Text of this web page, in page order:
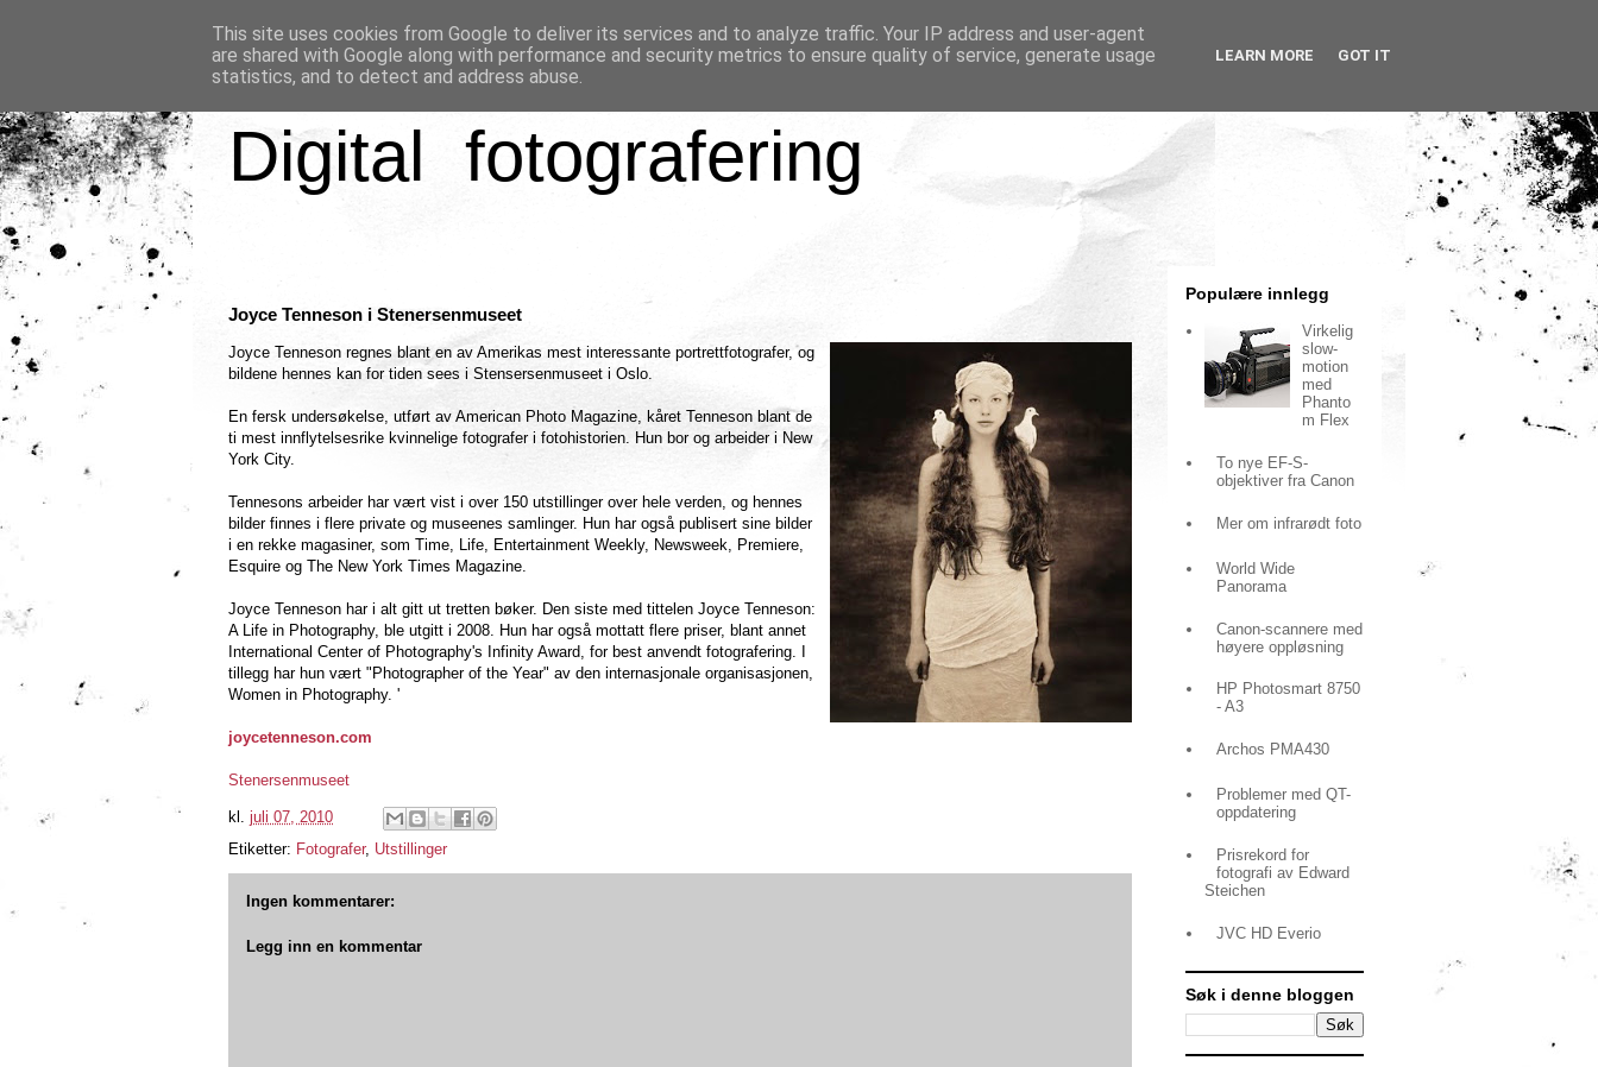
Digital fotografering
Joyce Tenneson i Stenersenmuseet
Joyce Tenneson regnes blant en av Amerikas mest interessante portrettfotografer, og
bildene hennes kan for tiden sees i Stensersenmuseet i Oslo.
En fersk undersøkelse, utført av American Photo Magazine, kåret Tenneson blant de
ti mest innflytelsesrike kvinnelige fotografer i fotohistorien. Hun bor og arbeider i New
York City.
Tennesons arbeider har vært vist i over 150 utstillinger over hele verden, og hennes
bilder finnes i flere private og museenes samlinger. Hun har også publisert sine bilder
i en rekke magasiner, som Time, Life, Entertainment Weekly, Newsweek, Premiere,
Esquire og The New York Times Magazine.
Joyce Tenneson har i alt gitt ut tretten bøker. Den siste med tittelen Joyce Tenneson:
A Life in Photography, ble utgitt i 2008. Hun har også mottatt flere priser, blant annet
International Center of Photography's Infinity Award, for best anvendt fotografering. I
tillegg har hun vært "Photographer of the Year" av den internasjonale organisasjonen,
Women in Photography. '
joycetenneson.com
Stenersenmuseet
kl. juli 07, 2010
Etiketter: Fotografer, Utstillinger
Ingen kommentarer:
Legg inn en kommentar
Populære innlegg
Virkelig
slow-
motion
med
Phanto
m Flex
To nye EF-S-
objektiver fra Canon
Mer om infrarødt foto
World Wide
Panorama
Canon-scannere med
høyere oppløsning
HP Photosmart 8750
- A3
Archos PMA430
Problemer med QT-
oppdatering
Prisrekord for
fotografi av Edward
Steichen
JVC HD Everio
Søk i denne bloggen
This site uses cookies from Google to deliver its services and to analyze traffic. Your IP address and user-agent
are shared with Google along with performance and security metrics to ensure quality of service, generate usage
statistics, and to detect and address abuse.
LEARN MORE GOT IT